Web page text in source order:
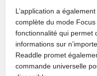
L’application a
complète du mode
fonctionnalité qui permet
informations sur
Readdle promet
commande universelle